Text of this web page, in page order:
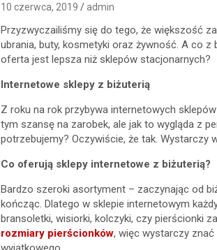
10 czerwca, 2019 admin
Przyzwyczailiśmy się do tego, że większość
ubrania, buty, kosmetyki oraz żywność. A co
oferta jest lepsza niż sklepów stacjonarnych?
Internetowe sklepy z biżuterią
Z roku na rok przybywa internetowych
tym szansę na zarobek, ale jak to wygląda z
potrzebujemy? Oczywiście, że tak.
Co oferują sklepy internetowe z biżuterią?
Bardzo szeroki asortyment – zaczynając od
kończąc. Dlatego w sklepie internetowym
bransoletki, wisiorki, kolczyki, czy pierścionki
rozmiary pierścionków, więc wystarczy